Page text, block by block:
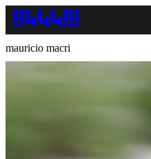
mauricio macri